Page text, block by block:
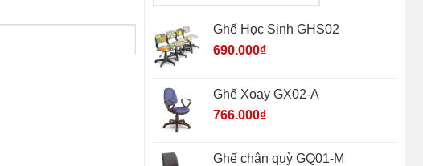
Ghế Học Sinh GHS02
690.000₫
Ghế Xoay GX02-A
766.000₫
Ghế chân quỳ GQ01-M